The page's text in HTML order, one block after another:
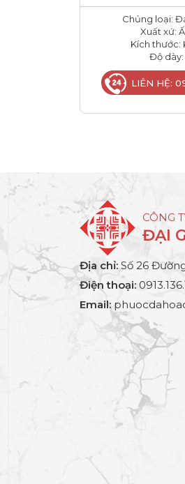
Chủng loại:
Xuất xứ:
Kích thước:
Độ dày:
LIÊN HỆ:
CÔNG
ĐẠI
Địa chỉ: Số 26
Điện thoại:
Email: